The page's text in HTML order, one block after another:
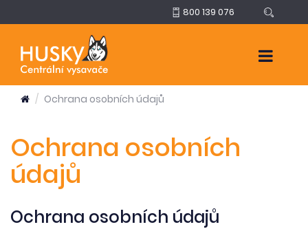
800 139 076
Ochrana osobních údajů
Ochrana osobních
údajů
Ochrana osobních údajů